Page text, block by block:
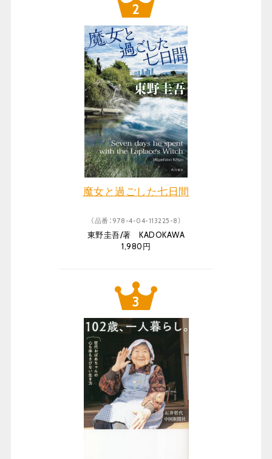
魔女と過ごした七日間
（品番：978-4-04-113225-8）
東野圭吾/著 KADOKAWA
1,980円